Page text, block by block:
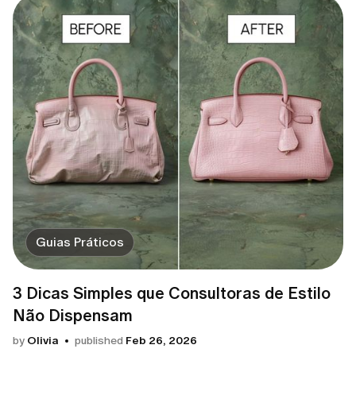
Guias Práticos
3 Dicas Simples que Consultoras de Estilo
Não Dispensam
by Olivia published Feb 26, 2026